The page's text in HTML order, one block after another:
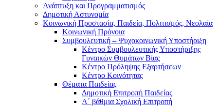
Ανάπτυξη και Προγραμματισμός
Δημοτική Αστυνομία
Κοινωνική Προστασία, Παιδεία, Πολιτισμός, Νεολαία
Κοινωνική Πρόνοια
Συμβουλευτική – Ψυχοκοινωνική Υποστήριξη
Κέντρο Συμβουλευτικής Υποστήριξης
Γυναικών Θυμάτων Βίας
Κέντρο Πρόληψης Εξαρτήσεων
Κέντρο Κοινότητας
Θέματα Παιδείας
Δημοτική Επιτροπή Παιδείας
Α΄ βάθμια Σχολική Επιτροπή